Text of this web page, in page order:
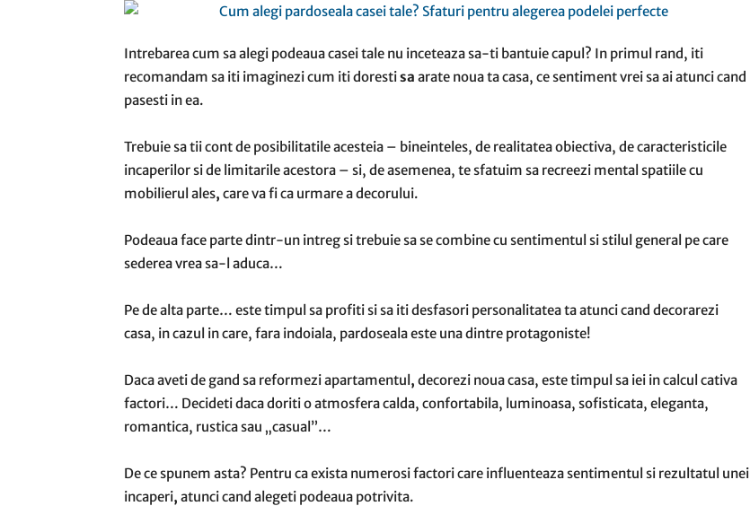
de
Intrebarea cum sa alegi podeaua casei tale nu inceteaza sa-ti bantuie capul? In primul rand, iti
recomandam sa iti imaginezi cum iti dorestisa arate noua ta casa, ce sentiment vrei sa ai atunci cand
pasesti in ea.
Trebuie sa tii cont de posibilitatile acesteia – bineinteles, de realitatea obiectiva, de caracteristicile
incaperilor si de limitarile acestora – si, de asemenea, te sfatuim sa recreezi mental spatiile cu
mobilierul ales, care va fi ca urmare a decorului.
Podeaua face parte dintr-un intreg si trebuie sa se combine cu sentimentul si stilul general pe care
sederea vrea sa-l aduca…
Pe de alta parte… este timpul sa profiti si sa iti desfasori personalitatea ta atunci cand decorarezi
casa, in cazul in care, fara indoiala, pardoseala este una dintre protagoniste!
Daca aveti de gand sa reformezi apartamentul, decorezi noua casa, este timpul sa iei in calcul cativa
factori… Decideti daca doriti o atmosfera calda, confortabila, luminoasa, sofisticata, eleganta,
romantica, rustica sau „casual”…
De ce spunem asta? Pentru ca exista numerosi factori care influenteaza sentimentul si rezultatul unei
incaperi, atunci cand alegeti podeaua potrivita.